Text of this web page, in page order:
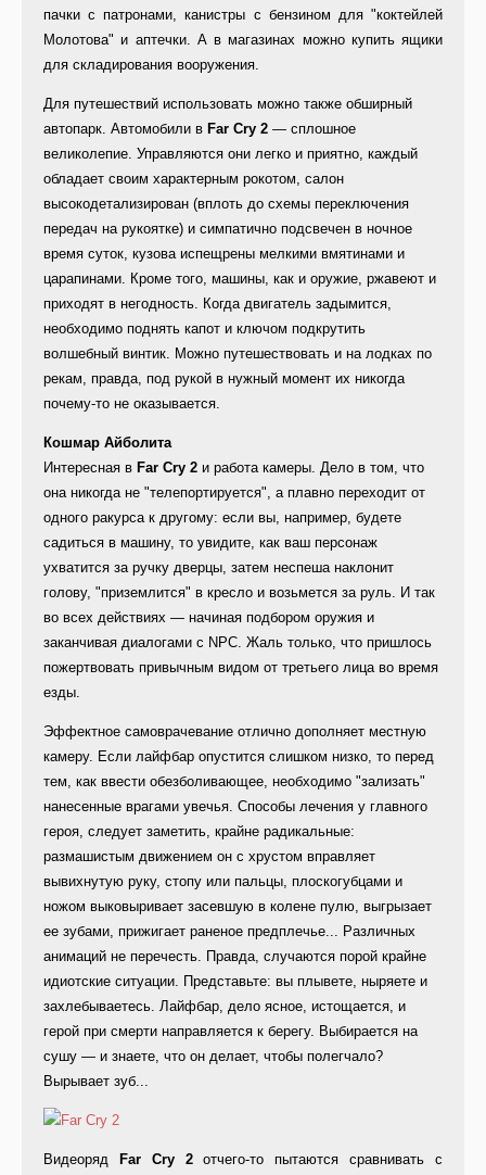
пачки с патронами, канистры с бензином для "коктейлей
Молотова" и аптечки. А в магазинах можно купить ящики
для складирования вооружения.
Для путешествий использовать можно также обширный
автопарк. Автомобили в Far Cry 2 — сплошное
великолепие. Управляются они легко и приятно, каждый
обладает своим характерным рокотом, салон
высокодетализирован (вплоть до схемы переключения
передач на рукоятке) и симпатично подсвечен в ночное
время суток, кузова испещрены мелкими вмятинами и
царапинами. Кроме того, машины, как и оружие, ржавеют и
приходят в негодность. Когда двигатель задымится,
необходимо поднять капот и ключом подкрутить
волшебный винтик. Можно путешествовать и на лодках по
рекам, правда, под рукой в нужный момент их никогда
почему-то не оказывается.
Кошмар Айболита
Интересная в Far Cry 2 и работа камеры. Дело в том, что
она никогда не "телепортируется", а плавно переходит от
одного ракурса к другому: если вы, например, будете
садиться в машину, то увидите, как ваш персонаж
ухватится за ручку дверцы, затем неспеша наклонит
голову, "приземлится" в кресло и возьмется за руль. И так
во всех действиях — начиная подбором оружия и
заканчивая диалогами с NPC. Жаль только, что пришлось
пожертвовать привычным видом от третьего лица во время
езды.
Эффектное самоврачевание отлично дополняет местную
камеру. Если лайфбар опустится слишком низко, то перед
тем, как ввести обезболивающее, необходимо "зализать"
нанесенные врагами увечья. Способы лечения у главного
героя, следует заметить, крайне радикальные:
размашистым движением он с хрустом вправляет
вывихнутую руку, стопу или пальцы, плоскогубцами и
ножом выковыривает засевшую в колене пулю, выгрызает
ее зубами, прижигает раненое предплечье... Различных
анимаций не перечесть. Правда, случаются порой крайне
идиотские ситуации. Представьте: вы плывете, ныряете и
захлебываетесь. Лайфбар, дело ясное, истощается, и
герой при смерти направляется к берегу. Выбирается на
сушу — и знаете, что он делает, чтобы полегчало?
Вырывает зуб...
Видеоряд Far Cry 2отчего-то пытаются сравнивать с